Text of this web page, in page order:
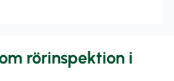
rörinspektion i